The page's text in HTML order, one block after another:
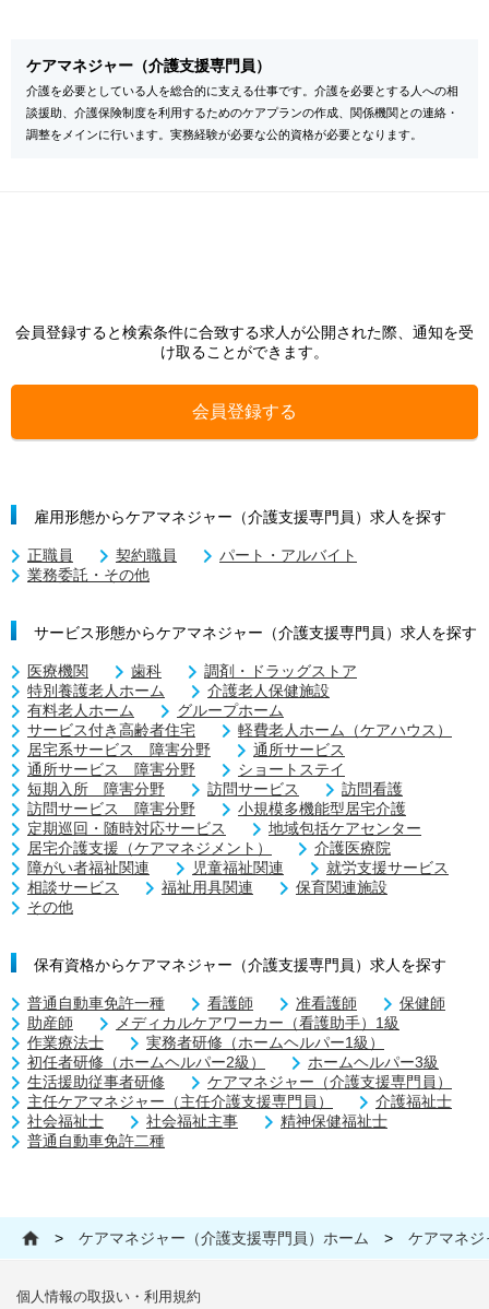
ケアマネジャー（介護支援専門員）
介護を必要としている人を総合的に支える仕事です。介護を必要とする人への相
談援助、介護保険制度を利用するためのケアプランの作成、関係機関との連絡・
調整をメインに行います。実務経験が必要な公的資格が必要となります。
会員登録すると検索条件に合致する求人が公開された際、通知を受
け取ることができます。
会員登録する
雇用形態からケアマネジャー（介護支援専門員）求人を探す
正職員 契約職員
パート・アルバイト
業務委託・その他
サービス形態からケアマネジャー（介護支援専門員）求人を探す
医療機関 歯科
調剤・ドラッグストア
特別養護老人ホーム
介護老人保健施設
有料老人ホーム
グループホーム
サービス付き高齢者住宅
軽費老人ホーム（ケアハウス）
居宅系サービス 障害分野
通所サービス
通所サービス 障害分野
ショートステイ
短期入所 障害分野
訪問サービス
訪問看護
訪問サービス 障害分野
小規模多機能型居宅介護
定期巡回・随時対応サービス
地域包括ケアセンター
居宅介護支援（ケアマネジメント）
介護医療院
障がい者福祉関連
児童福祉関連
就労支援サービス
相談サービス
福祉用具関連
保育関連施設
その他
保有資格からケアマネジャー（介護支援専門員）求人を探す
普通自動車免許一種 看護師 准看護師
保健師
助産師
メディカルケアワーカー（看護助手）1級
作業療法士
実務者研修（ホームヘルパー1級）
初任者研修（ホームヘルパー2級）
ホームヘルパー3級
生活援助従事者研修
ケアマネジャー（介護支援専門員）
主任ケアマネジャー（主任介護支援専門員）
介護福祉士
社会福祉士
社会福祉主事
精神保健福祉士
普通自動車免許二種
> ケアマネジャー（介護支援専門員）ホーム > ケアマネジ
個人情報の取扱い・利用規約